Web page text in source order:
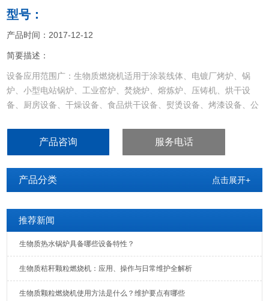
型号：
产品时间：2017-12-12
简要描述：
设备应用范围广：生物质燃烧机适用于涂装线体、电镀厂烤炉、锅
炉、小型电站锅炉、工业窑炉、焚烧炉、熔炼炉、压铸机、烘干设
备、厨房设备、干燥设备、食品烘干设备、熨烫设备、烤漆设备、公
嘉陵区环保颗粒燃烧机型号
产品咨询 服务电话
产品分类 点击展开+
推荐新闻
生物质热水锅炉具备哪些设备特性？
生物质秸秆颗粒燃烧机：应用、操作与日常维护全解析
生物质颗粒燃烧机使用方法是什么？维护要点有哪些